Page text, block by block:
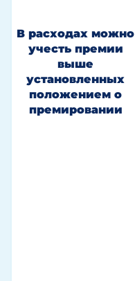
В расходах можно
учесть премии
выше
установленных
положением о
премировании